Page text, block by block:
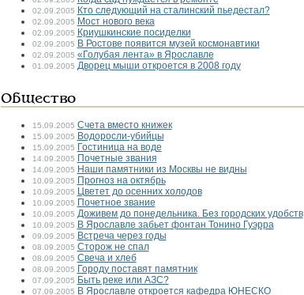
02.09.2005 Кто следующий на сталинский пьедестал?
02.09.2005 Мост нового века
02.09.2005 Криушкинские посиделки
02.09.2005 В Ростове появится музей космонавтики
02.09.2005 «Голубая лента» в Ярославле
01.09.2005 Дворец мыши откроется в 2008 году
Общество
15.09.2005 Счета вместо книжек
15.09.2005 Водоросли-убийцы
15.09.2005 Гостиница на воде
14.09.2005 Почетные звания
14.09.2005 Наши памятники из Москвы не видны
10.09.2005 Прогноз на октябрь
10.09.2005 Цветет до осенних холодов
10.09.2005 Почетное звание
10.09.2005 Доживем до понедельника. Без городских удобств
10.09.2005 В Ярославле забьет фонтан Тонино Гуэрра
09.09.2005 Встреча через годы
08.09.2005 Сторож не спал
08.09.2005 Свеча и хлеб
08.09.2005 Городу поставят памятник
07.09.2005 Быть реке или АЗС?
07.09.2005 В Ярославле откроется кафедра ЮНЕСКО